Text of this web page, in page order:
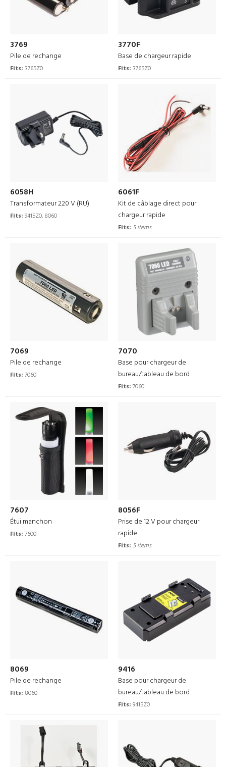
3769
Pile de rechange
Fits: 3765Z0
3770F
Base de chargeur rapide
Fits: 3765Z0
6058H
Transformateur 220 V (RU)
Fits: 9415Z0, 8060
6061F
Kit de câblage direct pour
chargeur rapide
Fits: 5 items
7069
Pile de rechange
Fits: 7060
7070
Base pour chargeur de
bureau/tableau de bord
Fits: 7060
7607
Étui manchon
Fits: 7600
8056F
Prise de 12 V pour chargeur
rapide
Fits: 5 items
8069
Pile de rechange
Fits: 8060
9416
Base pour chargeur de
bureau/tableau de bord
Fits: 9415Z0